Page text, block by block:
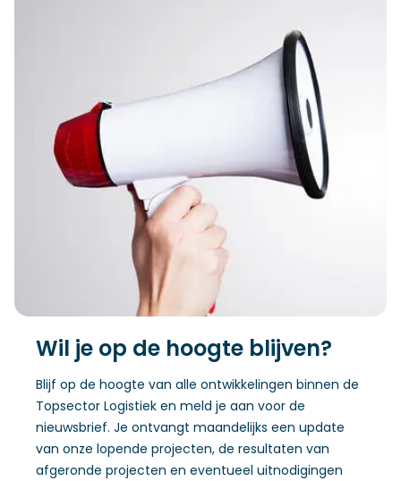
Wil je op de hoogte blijven?
Blijf op de hoogte van alle ontwikkelingen binnen de
Topsector Logistiek en meld je aan voor de
nieuwsbrief. Je ontvangt maandelijks een update
van onze lopende projecten, de resultaten van
afgeronde projecten en eventueel uitnodigingen